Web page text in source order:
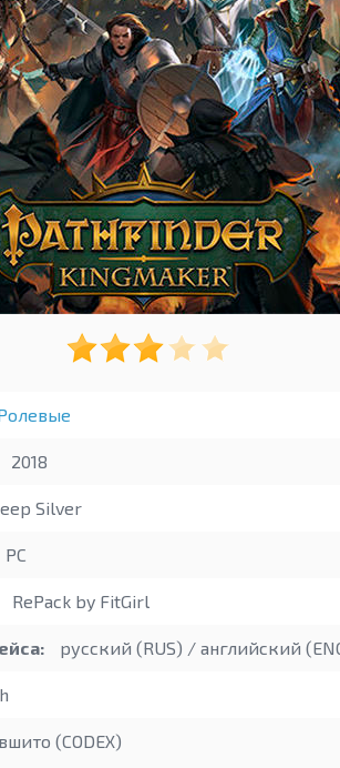
2018
Silver
PC
RePack by FitGirl
русский (RUS) / английский
вшито (CODEX)